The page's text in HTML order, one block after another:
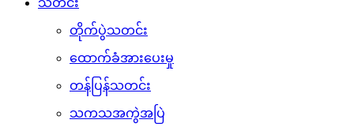
သတင်း
တိုက်ပွဲသတင်း
ထောက်ခံအားပေးမှု
တန်ပြန်သတင်း
သကသအကွဲအပြဲ